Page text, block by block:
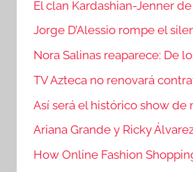
El clan Kardashian-Jenner
Jorge D’Alessio rompe el
Nora Salinas reaparece: De
TV Azteca no renovará
Así será el histórico show
Ariana Grande y Ricky
How Online Fashion